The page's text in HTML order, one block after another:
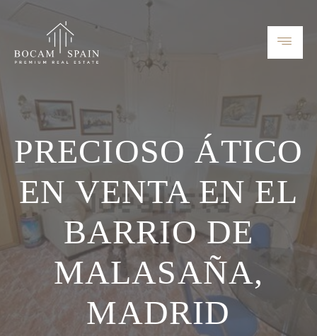
PRECIOSO ÁTICO
EN VENTA EN EL
BARRIO DE
MALASAÑA,
MADRID